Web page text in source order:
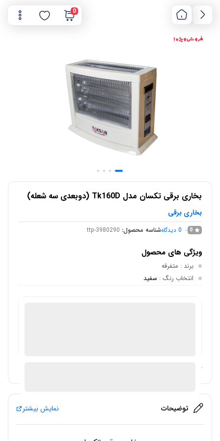
0
فروش ویژه !
بخاری برقی تکسان مدل Tk160D (دوبعدی سه شعله)
بخاری برقی
0
0 دیدگاهشناسه محصول: ttp-3980290
ویژگی های محصول
برند : متفرقه
انتخاب رنگ: سفید
آیا قیمت مناسب تری سراغ دارید؟
توضیحات نمایش بیشتر